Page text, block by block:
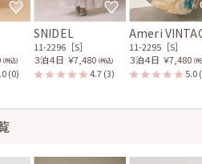
(税込)
(0)
SNIDEL
11-2296［S］
３泊４日 ￥7,480 (税込)
4.7(3)
Ameri
11-2295［S］
３泊４日 ￥7,480 (
5.0